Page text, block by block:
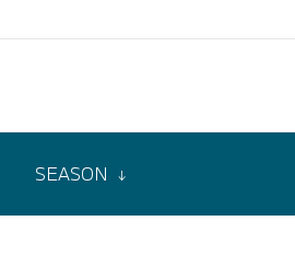
SEASON ↓